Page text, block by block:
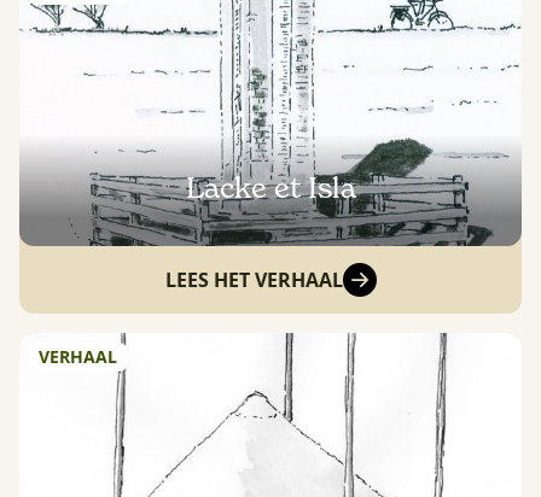
Lacke et Isla
LEES HET VERHAAL
VERHAAL